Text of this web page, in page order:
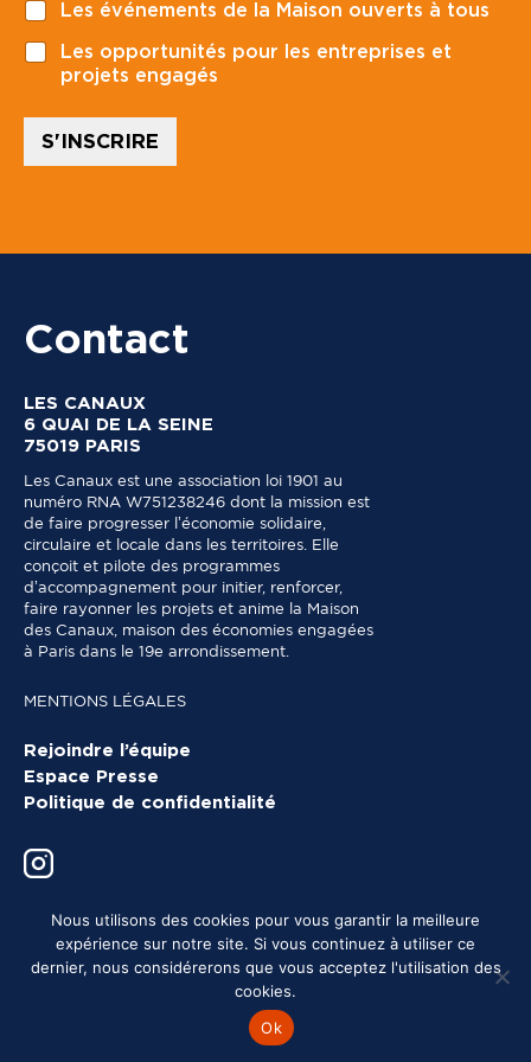
s
t
a
Les événements de la Maison ouverts à tous
Les opportunités pour les entreprises et
projets engagés
S'INSCRIRE
Contact
LES CANAUX
6 QUAI DE LA SEINE
75019 PARIS
Les Canaux est une association loi 1901 au
numéro RNA W751238246 dont la mission est
de faire progresser l’économie solidaire,
circulaire et locale dans les territoires. Elle
conçoit et pilote des programmes
d’accompagnement pour initier, renforcer,
faire rayonner les projets et anime la Maison
des Canaux, maison des économies engagées
à Paris dans le 19e arrondissement.
MENTIONS LÉGALES
Rejoindre l’équipe
Espace Presse
Politique de confidentialité
Nous utilisons des cookies pour vous garantir la meilleure
expérience sur notre site. Si vous continuez à utiliser ce
dernier, nous considérerons que vous acceptez l'utilisation des
cookies.
Ok